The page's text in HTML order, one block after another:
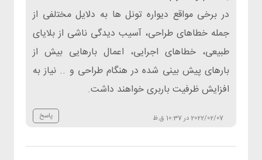
2022/02/07 در 10:37 ق.ظ
در برخی مواقع دیواره تونل ها ﺑﻪ دﻻﯾﻞ ﻣﺨﺘلفی از
ﺟﻤﻠﻪ ﺧﻄﺎﻫﺎی ﻃﺮاﺣﯽ، آﺳﯿﺐ دﯾﺪﮔﯽ ﻧﺎﺷﯽ از ﺑﻼﯾﺎی
ﻃﺒﯿﻌﯽ، ﺧﻄﺎﻫﺎی اﺟﺮاﯾﯽ، اﻋﻤﺎل ﺑﺎرﻫﺎﯾﯽ ﺑﯿﺶ از
ﺑﺎرﻫﺎی ﭘﯿﺶ ﺑﯿﻨﯽ ﺷﺪه در ﻫﻨﮕﺎم ﻃﺮاﺣﯽ و .. ﻧﯿﺎز ﺑﻪ
افزایش ظرفیت باربری خواهند داشت.
پاسخ